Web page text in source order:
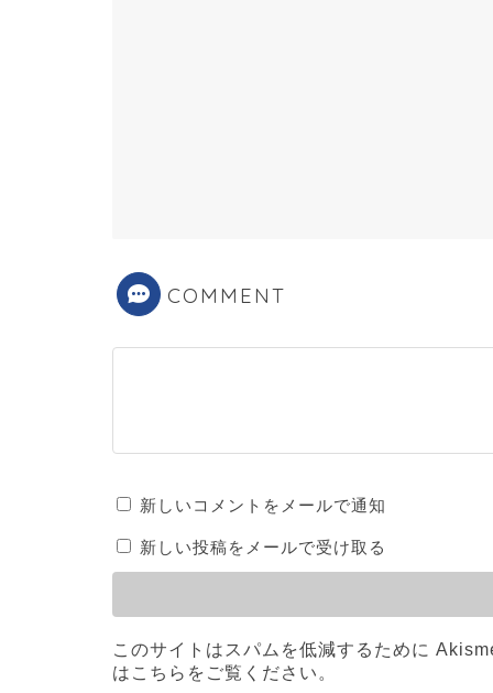
COMMENT
新しいコメントをメールで通知
新しい投稿をメールで受け取る
このサイトはスパムを低減するために
はこちらをご覧ください。